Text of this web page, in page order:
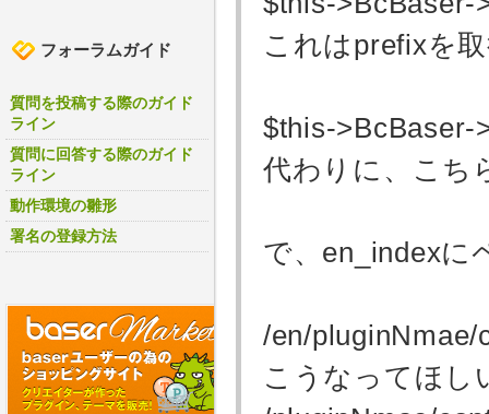
これはprefixを
$this->BcBaser-
代わりに、こち
で、en_indexに
/en/
こうなってほし
フォーラムガイド
質問を投稿する際のガイド
ライン
質問に回答する際のガイド
ライン
動作環境の雛形
署名の登録方法